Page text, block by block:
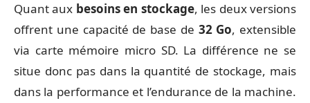
Quant aux besoins en stockage, les deux versions
offrent une capacité de base de 32 Go, extensible
via carte mémoire micro SD. La différence ne se
situe donc pas dans la quantité de stockage, mais
dans la performance et l’endurance de la machine.